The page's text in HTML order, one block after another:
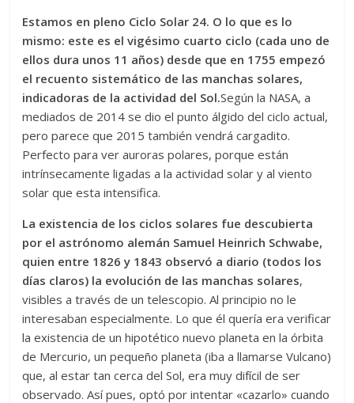
Estamos en pleno Ciclo Solar 24. O lo que es lo
mismo: este es el vigésimo cuarto ciclo (cada uno de
ellos dura unos 11 años) desde que en 1755 empezó
el recuento sistemático de las manchas solares,
indicadoras de la actividad del Sol.Según la NASA, a
mediados de 2014 se dio el punto álgido del ciclo actual,
pero parece que 2015 también vendrá cargadito.
Perfecto para ver auroras polares, porque están
intrínsecamente ligadas a la actividad solar y al viento
solar que esta intensifica.
La existencia de los ciclos solares fue descubierta
por el astrónomo alemán Samuel Heinrich Schwabe,
quien entre 1826 y 1843 observó a diario (todos los
días claros) la evolución de las manchas solares,
visibles a través de un telescopio. Al principio no le
interesaban especialmente. Lo que él quería era verificar
la existencia de un hipotético nuevo planeta en la órbita
de Mercurio, un pequeño planeta (iba a llamarse Vulca­no)
que, al estar tan cerca del Sol, era muy difícil de ser
observado. Así pues, optó por intentar «cazarlo» cuando